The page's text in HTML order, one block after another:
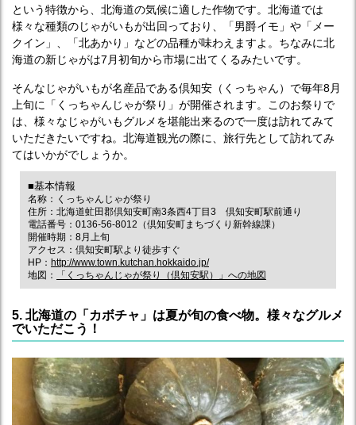
という特徴から、北海道の気候に適した作物です。北海道では
様々な種類のじゃがいもが出回っており、「男爵イモ」や「メー
クイン」、「北あかり」などの品種が味わえますよ。ちなみに北
海道の新じゃがは7月初旬から市場に出てくるみたいです。
そんなじゃがいもが名産品である倶知安（くっちゃん）で毎年8月
上旬に「くっちゃんじゃが祭り」が開催されます。このお祭りで
は、様々なじゃがいもグルメを堪能出来るので一度は訪れてみて
いただきたいですね。北海道観光の際に、旅行先として訪れてみ
てはいかがでしょうか。
■基本情報
名称：くっちゃんじゃが祭り
住所：北海道虻田郡倶知安町南3条西4丁目3 倶知安町駅前通り
電話番号：0136-56-8012（倶知安町まちづくり新幹線課）
開催時期：8月上旬
アクセス：倶知安町駅より徒歩すぐ
HP： http://www.town.kutchan.hokkaido.jp/
地図：
「くっちゃんじゃが祭り（倶知安駅）」への地図
5. 北海道の「カボチャ」は夏が旬の食べ物。様々なグルメ
でいただこう！